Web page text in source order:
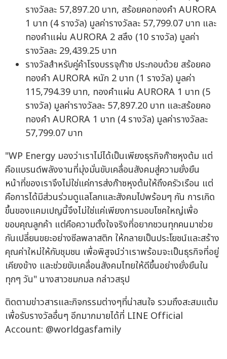
รางวัลละ 57,897.20 บาท, สร้อยคอทองคำ AURORA
1 บาท (4 รางวัล) มูลค่ารางวัลละ 57,799.07 บาท และ
ทองคำแผ่น AURORA 2 สลึง (10 รางวัล) มูลค่า
รางวัลละ 29,439.25 บาท
รางวัลสำหรับคู่ค้าโรงบรรจุก๊าซ ประกอบด้วย สร้อยคอ
ทองคำ AURORA หนัก 2 บาท (1 รางวัล) มูลค่า
115,794.39 บาท, ทองคำแผ่น AURORA 1 บาท (5
รางวัล) มูลค่ารางวัลละ 57,897.20 บาท และสร้อยคอ
ทองคำ AURORA 1 บาท (4 รางวัล) มูลค่ารางวัลละ
57,799.07 บาท
"WP Energy มองว่าเราไม่ได้เป็นเพียงธุรกิจก๊าซหุงต้ม แต่
คือแบรนด์พลังงานที่มุ่งมั่นขับเคลื่อนสังคมสู่ความยั่งยืน
หน้าที่ของเราจึงไม่ใช่แค่การส่งก๊าซหุงต้มให้ถึงครัวเรือน แต่
คือการได้มีส่วนร่วมดูแลโลกและสังคมไปพร้อมๆ กัน การเกิด
ขึ้นของแคมเปญนี้จึงไม่ใช่แค่เพียงการมอบโชคใหญ่เพื่อ
ขอบคุณลูกค้า แต่คือความตั้งใจจริงที่อยากชวนทุกคนมาช่วย
กันเปลี่ยนขยะอย่างซีลพลาสติก ให้กลายเป็นประโยชน์และสร้าง
คุณค่าใหม่ให้กับชุมชน เพื่อพิสูจน์ว่าเราพร้อมจะเป็นธุรกิจที่อยู่
เคียงข้าง และช่วยขับเคลื่อนสังคมไทยให้ดีขึ้นอย่างยั่งยืนใน
ทุกๆ วัน" นางสาวชมกมล กล่าวสรุป
ติดตามข่าวสารและกิจกรรมต่างๆที่น่าสนใจ รวมถึงสะสมแต้ม
เพื่อรับรางวัลอื่นๆ อีกมากมายได้ที่ LINE Official
Account: @worldgasfamily